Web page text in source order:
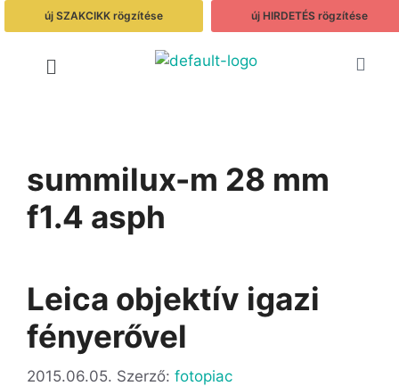
új SZAKCIKK rögzítése új HIRDETÉS rögzítése
summilux-m 28 mm
f1.4 asph
Leica objektív igazi
fényerővel
2015.06.05. Szerző: fotopiac